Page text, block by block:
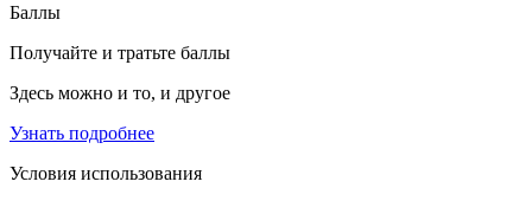
Баллы
Получайте и тратьте баллы
Здесь можно и то, и другое
Узнать подробнее
Условия использования